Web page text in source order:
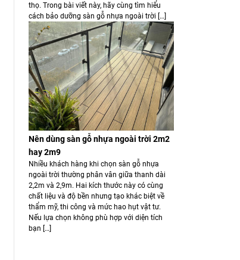
thọ. Trong bài viết này, hãy cùng tìm hiểu
cách bảo dưỡng sàn gỗ nhựa ngoài trời […]
Nên dùng sàn gỗ nhựa ngoài trời 2m2
hay 2m9
Nhiều khách hàng khi chọn sàn gỗ nhựa
ngoài trời thường phân vân giữa thanh dài
2,2m và 2,9m. Hai kích thước này có cùng
chất liệu và độ bền nhưng tạo khác biệt về
thẩm mỹ, thi công và mức hao hụt vật tư.
Nếu lựa chọn không phù hợp với diện tích
bạn […]